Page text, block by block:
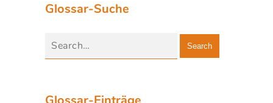
Glossar-Suche
Search